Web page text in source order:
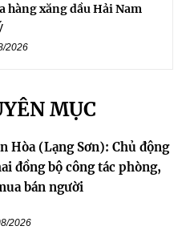
hàng xăng dầu Hải Nam
2026
MỤC
Hòa (Lạng Sơn): Chủ động
đồng bộ công tác phòng,
bán người
2026